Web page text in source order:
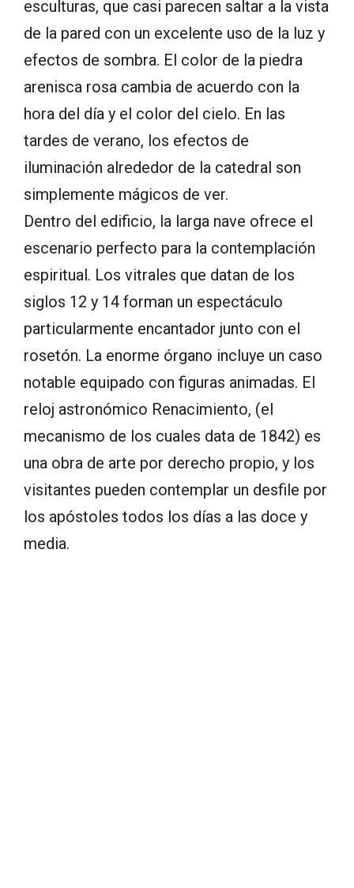
esculturas, que casi parecen saltar a la vista
de la pared con un excelente uso de la luz y
efectos de sombra. El color de la piedra
arenisca rosa cambia de acuerdo con la
hora del día y el color del cielo. En las
tardes de verano, los efectos de
iluminación alrededor de la catedral son
simplemente mágicos de ver.
Dentro del edificio, la larga nave ofrece el
escenario perfecto para la contemplación
espiritual. Los vitrales que datan de los
siglos 12 y 14 forman un espectáculo
particularmente encantador junto con el
rosetón. La enorme órgano incluye un caso
notable equipado con figuras animadas. El
reloj astronómico Renacimiento, (el
mecanismo de los cuales data de 1842) es
una obra de arte por derecho propio, y los
visitantes pueden contemplar un desfile por
los apóstoles todos los días a las doce y
media.